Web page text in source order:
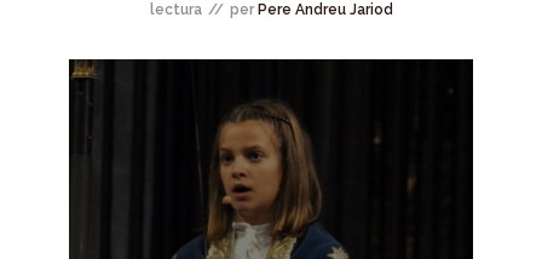
lectura
per Pere Andreu Jariod